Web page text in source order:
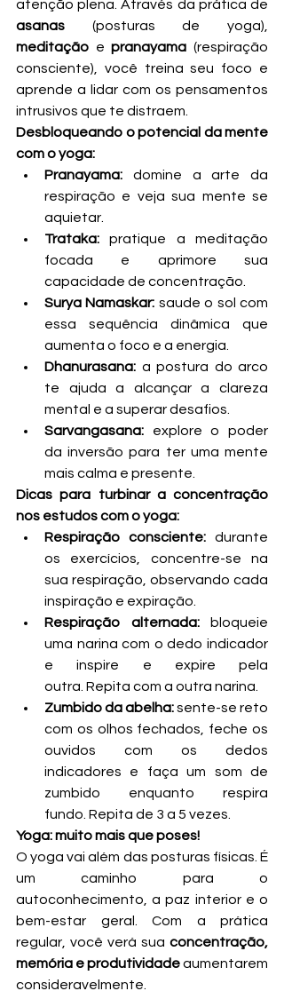
asanas
meditação e pranayama (respiração
consciente), você treina seu foco e
aprende a lidar com os pensamentos
intrusivos que te distraem.
Desbloqueando o potencial da mente
com o yoga:
Pranayama: domine a arte da
respiração e veja sua mente se
aquietar.
Trataka: pratique a meditação
focada e aprimore sua
capacidade de concentração.
Surya Namaskar: saude o sol com
essa sequência dinâmica que
aumenta o foco e a energia.
Dhanurasana: a postura do arco
te ajuda a alcançar a clareza
mental e a superar desafios.
Sarvangasana: explore o poder
da inversão para ter uma mente
mais calma e presente.
Dicas para turbinar a concentração
nos estudos com o yoga:
Respiração consciente: durante
os exercícios, concentre-se na
sua respiração, observando cada
inspiração e expiração.
Respiração alternada: bloqueie
uma narina com o dedo indicador
e inspire e expire pela
outra. Repita com a outra narina.
Zumbido da abelha: sente-se reto
com os olhos fechados, feche os
ouvidos com os dedos
indicadores e faça um som de
zumbido enquanto respira
fundo. Repita de 3 a 5 vezes.
Yoga: muito mais que poses!
O yoga vai além das posturas físicas. É
um caminho para o
autoconhecimento, a paz interior e o
bem-estar geral. Com a prática
regular, você verá sua concentração,
memória e produtividade aumentarem
consideravelmente.